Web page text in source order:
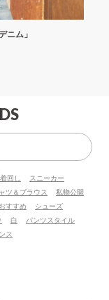
ニム」
着回し
スニーカー
ツ＆ブラウス
私物公開
すすめ
シューズ
白
パンツスタイル
ス